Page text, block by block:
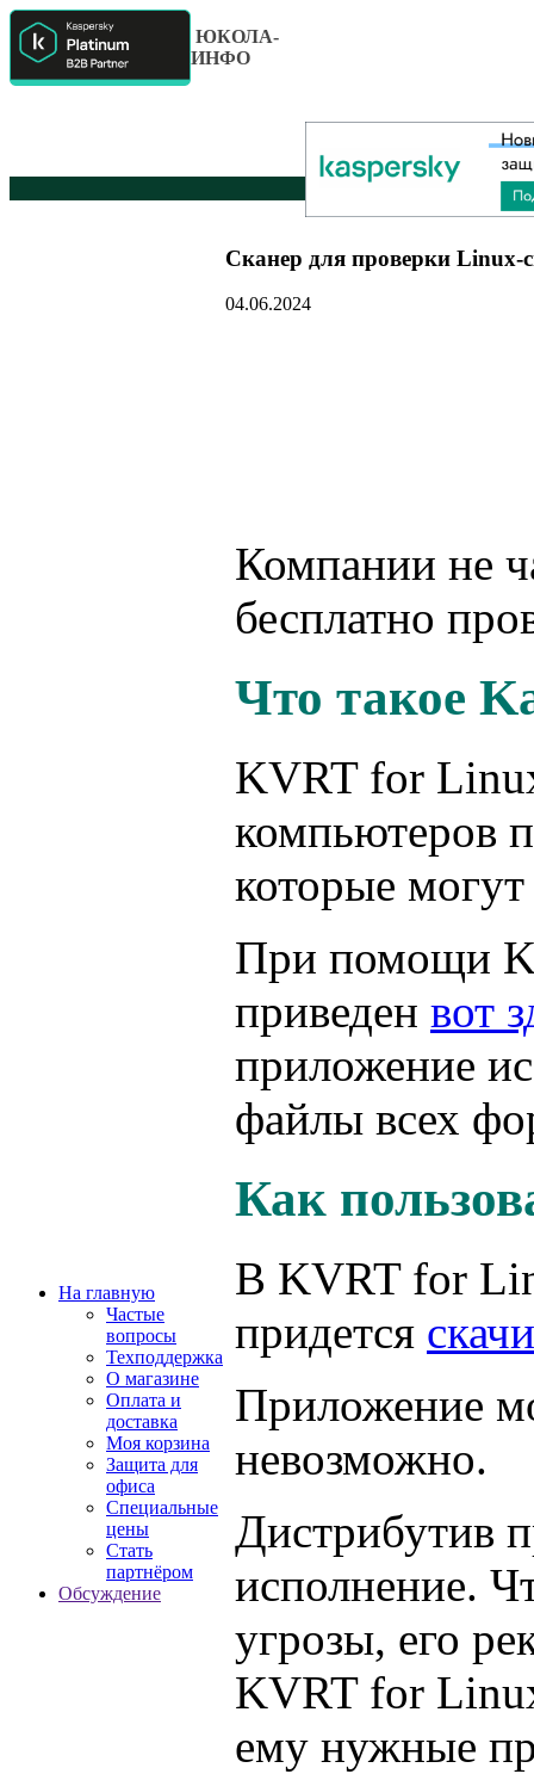
ЮКОЛА-
ИНФО
На главную
Частые
вопросы
Техподдержка
О магазине
Оплата и
доставка
Моя корзина
Защита для
офиса
Специальные
цены
Стать
партнёром
Обсуждение
Сканер для проверки Linux-
04.06.2024
Компании не
бесплатно
Что такое
KVRT for
компьютеров
которые
При помощи
приведен вот
приложение
файлы всех
Как
В KVRT for
придется
Приложение
невозможно.
Дистрибутив
исполнение.
угрозы, его
KVRT for
ему нужные